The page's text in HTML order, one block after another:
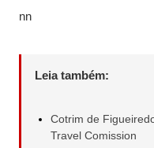
nn
Leia também:
Cotrim de
Travel Comission